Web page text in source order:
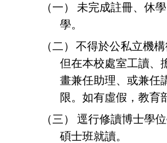
（一）
未完成註冊、休
學。
（二） 不得於公私立機構
但在本校處室工讀、
畫兼任助理、或兼任
限。如有虛假，教育
（三）
逕行修讀博士學
碩士班就讀。